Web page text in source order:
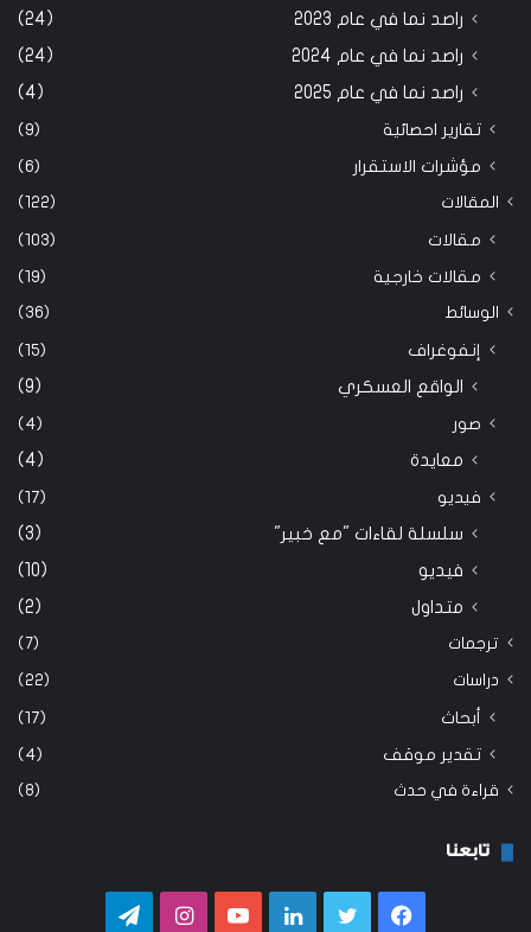
راصد نما في عام 2023
(24)
راصد نما في عام 2024
(24)
راصد نما في عام 2025
(4)
تقارير احصائية (9)
مؤشرات الاستقرار (6)
المقالات (122)
مقالات (103)
مقالات خارجية (19)
الوسائط (36)
إنفوغراف (15)
الواقع العسكري (9)
صور (4)
معايدة (4)
فيديو (17)
سلسلة لقاءات "مع خبير"
(3)
فيديو
(10)
متداول
(2)
ترجمات (7)
دراسات (22)
أبحاث (17)
تقدير موقف (4)
قراءة في حدث (8)
تابعنا
فيسبوكتويتر لينكدإنيوتيوبانستقرامتيلقرام